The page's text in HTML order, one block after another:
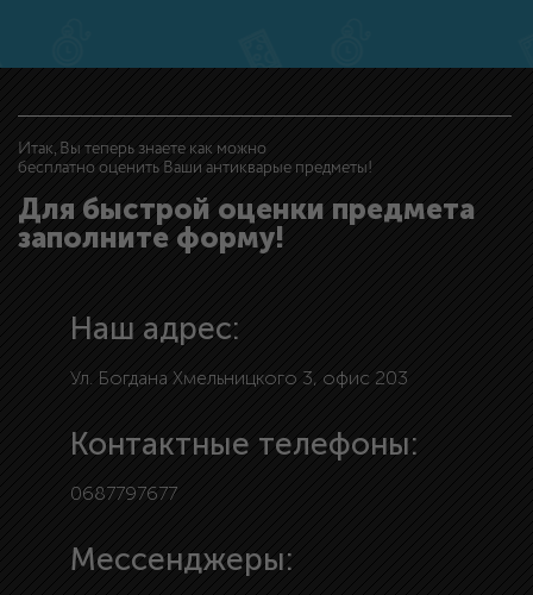
Итак, Вы теперь знаете как можно
бесплатно оценить Ваши антикварые предметы!
Для быстрой оценки предмета
заполните форму!
Наш адрес:
Ул. Богдана Хмельницкого 3, офис 203
Контактные телефоны:
0687797677
Мессенджеры: